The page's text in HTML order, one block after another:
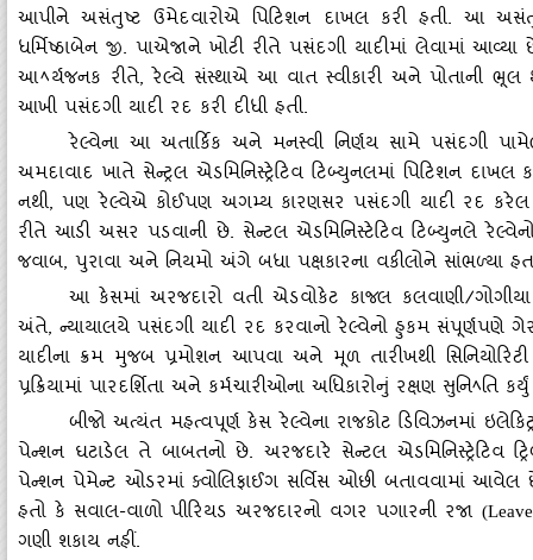
આપીને અસંતુષ્ટ ઉમેદવારોએ પિટિશન દાખલ કરી હતી. આ
ધર્મિષ્‍ઠાબેન જી. પાએજાને ખોટી રીતે પસંદગી યાદીમાં લેવામાં
આﾍર્યજનક રીતે, રેલ્‍વે સંસ્‍થાએ આ વાત સ્‍વીકારી અને પોતાની ભૂલ
આખી પસંદગી યાદી રદ કરી દીધી હતી.
રેલ્‍વેના આ અતાર્કિક અને મનસ્‍વી નિર્ણય સામે પસંદગી
અમદાવાદ ખાતે સેન્‍ટ્રલ એડમિનિસ્‍ટ્રેટિવ ટિબ્‍યુનલમાં પિટિશન
નથી, પણ રેલ્‍વેએ કોઈપણ અગમ્‍ય કારણસર પસંદગી યાદી રદ
રીતે આડી અસર પડવાની છે. સેન્‍ટલ એડમિનિસ્‍ટેટિવ ટિબ્‍યુનલે
જવાબ, પુરાવા અને નિયમો અંગે બધા પક્ષકારના વકીલોને સાંભળ્‍યા
આ કેસમાં અરજદારો વતી એડવોકેટ કાજલ કલવાણી/
અંતે, ન્‍યાયાલયે પસંદગી યાદી રદ કરવાનો રેલ્‍વેનો હુકમ
યાદીના ક્રમ મુજબ પ્રમોશન આપવા અને મૂળ તારીખથી
પ્રક્રિયામાં પારદર્શિતા અને કર્મચારીઓના અધિકારોનું રક્ષણ સુનિﾍતિ
બીજો અત્‍યંત મહત્‍વપૂર્ણ કેસ રેલ્‍વેના રાજકોટ ડિવિઝનમાં
પેન્‍શન ઘટાડેલ તે બાબતનો છે. અરજદારે સેન્‍ટલ એડમિનિસ્‍ટ્રેટિવ
પેન્‍શન પેમેન્‍ટ ઓડરમાં ક્‍વોલિફાઈગ સર્વિસ ઓછી બતાવવામાં આવેલ
હતો કે સવાલ-વાળો પીરિયડ અરજદારનો વગર પગારની રજા
ગણી શકાય નહીં.